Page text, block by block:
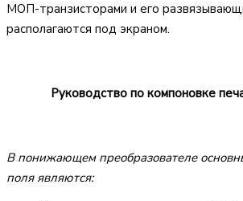
МОП-транзисторами и его
располагаются под экраном.
Руководство по компоновке
В понижающем преобразователе
поля являются: